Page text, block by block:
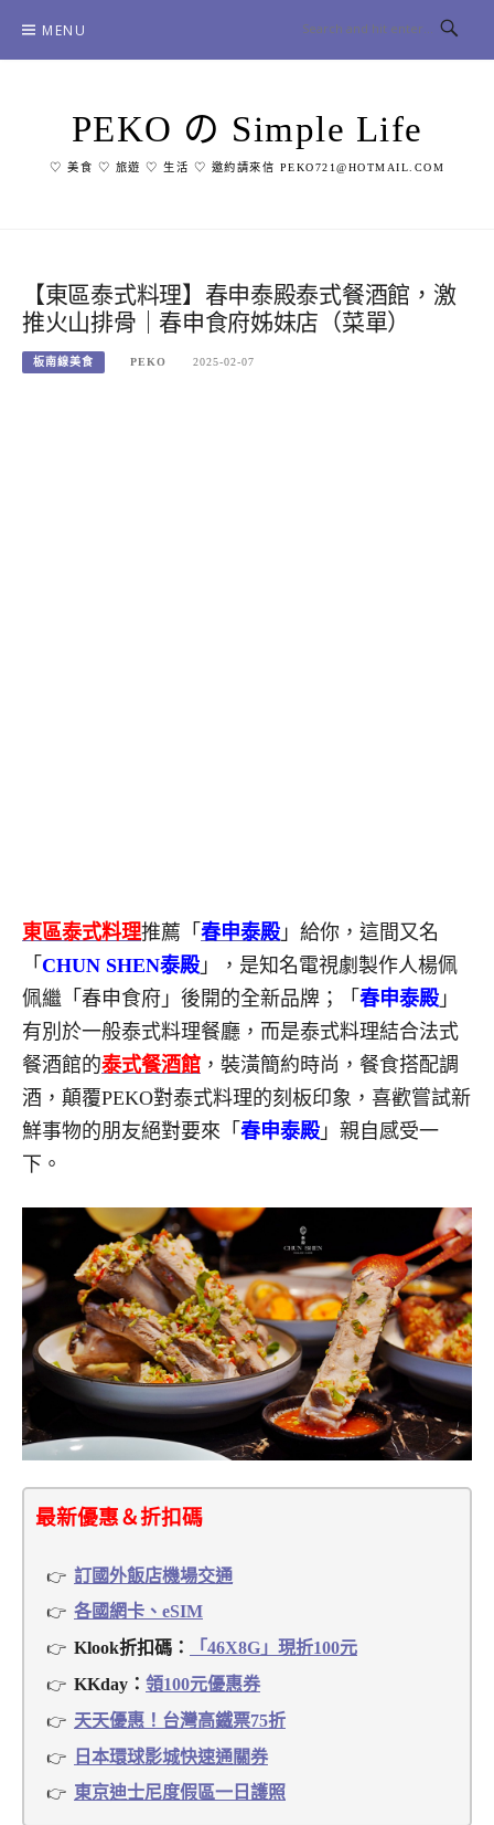
content
MENU
PEKO の Simple Life
♡ 美食 ♡ 旅遊 ♡ 生活 ♡ 邀約請來信 PEKO721@HOTMAIL.COM
【東區泰式料理】春申泰殿泰式餐酒館，激
推火山排骨｜春申食府姊妹店（菜單）
板南線美食 PEKO 2025-02-07
東區泰式料理推薦「 春申泰殿 」給你，這間又名
「 CHUN SHEN泰殿 」，是知名電視劇製作人楊佩
佩繼「春申食府」後開的全新品牌；「 春申泰殿 」
有別於一般泰式料理餐廳，而是泰式料理結合法式
餐酒館的泰式餐酒館 ，裝潢簡約時尚，餐食搭配調
酒，顛覆PEKO對泰式料理的刻板印象，喜歡嘗試新
鮮事物的朋友絕對要來「 春申泰殿 」親自感受一
下。
最新優惠＆折扣碼
訂國外飯店機場交通
各國網卡、eSIM
Klook折扣碼：
「46X8G」現折100元
KKday： 領100元優惠券
天天優惠！台灣高鐵票75折
日本環球影城快速通關券
東京迪士尼度假區一日護照